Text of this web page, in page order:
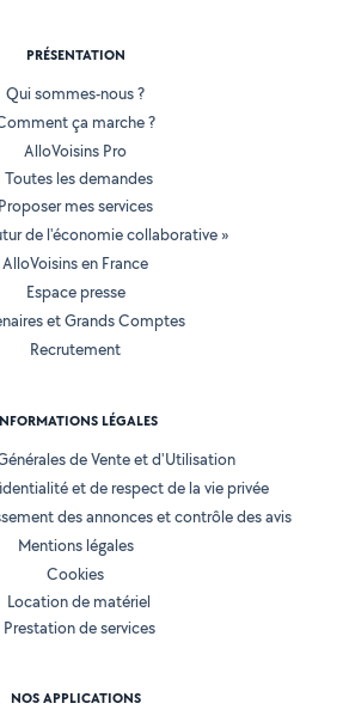
PRÉSENTATION
Qui sommes-nous ?
ça marche ?
AlloVoisins Pro
Toutes les demandes
Proposer mes services
de l'économie collaborative »
AlloVoisins en France
Espace presse
et Grands Comptes
Recrutement
LÉGALES
de Vente et d'Utilisation
et de respect de la vie privée
des annonces et contrôle des avis
Mentions légales
Cookies
Location de matériel
Prestation de services
NOS APPLICATIONS